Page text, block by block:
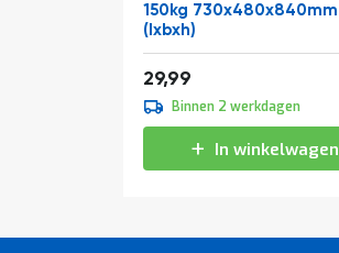
150kg 730x480x840mm
(lxbxh)
29,99
Binnen 2 werkdagen
In winkelwagen